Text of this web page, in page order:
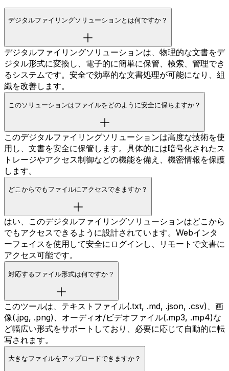
デジタルファイリングソリューションとは何ですか？
デジタルファイリングソリューションは、物理的な文書をデ
ジタル形式に変換し、電子的に簡単に保管、検索、管理でき
るシステムです。安全で効率的な文書処理が可能になり、組
織を改善します。
このソリューションはファイルをどのように安全に保ちますか？
このデジタルファイリングソリューションは高度な技術を使
用し、文書を安全に保管します。具体的には暗号化されたス
トレージやアクセス制御などの機能を備え、機密情報を保護
します。
どこからでもファイルにアクセスできますか？
はい、このデジタルファイリングソリューションはどこから
でもアクセスできるように設計されています。Webインタ
ーフェイスを使用して安全にログインし、リモートで文書に
アクセス可能です。
対応するファイル形式は何ですか？
このツールは、テキストファイル(.txt, .md, .json, .csv)、画
像(.jpg, .png)、オーディオ/ビデオファイル(.mp3, .mp4)な
ど幅広い形式をサポートしており、必要に応じて自動的に転
写されます。
大きなファイルをアップロードできますか？